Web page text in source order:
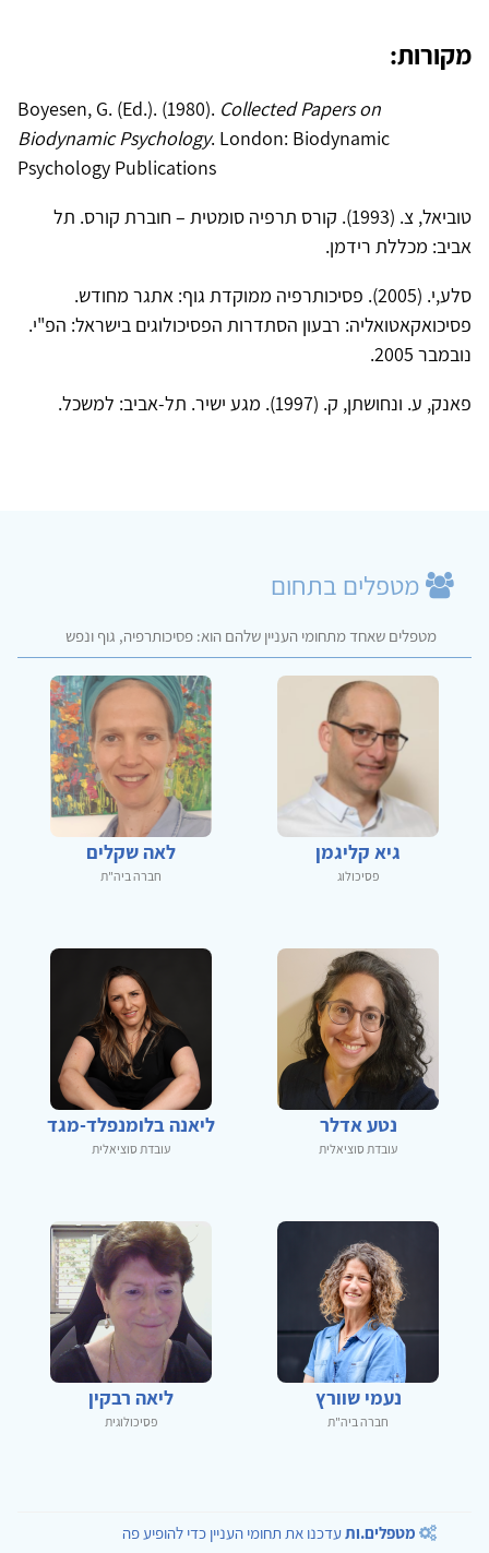
מקורות:
Boyesen, G. (Ed.). (1980). Collected Papers on
Biodynamic Psychology. London: Biodynamic
Psychology Publications
טוביאל, צ. (1993). קורס תרפיה סומטית – חוברת קורס. תל
אביב: מכללת רידמן.
סלע,י. (2005). פסיכותרפיה ממוקדת גוף: אתגר מחודש.
פסיכואקאטואליה: רבעון הסתדרות הפסיכולוגים בישראל: הפ"י.
נובמבר 2005.
פאנק, ע. ונחושתן, ק. (1997). מגע ישיר. תל-אביב: למשכל.
מטפלים בתחום
מטפלים שאחד מתחומי העניין שלהם הוא: פסיכותרפיה, גוף ונפש
גיא קליגמן
פסיכולוג
לאה שקלים
חברה ביה"ת
נטע אדלר
עובדת סוציאלית
ליאנה בלומנפלד-מגד
עובדת סוציאלית
נעמי שוורץ
חברה ביה"ת
ליאה רבקין
פסיכולוגית
מטפלים.ותעדכנו את תחומי העניין כדי להופיע פה